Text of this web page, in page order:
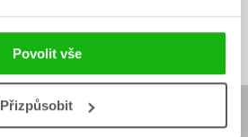
Povolit vše
Přizpůsobit
Přihlásit se